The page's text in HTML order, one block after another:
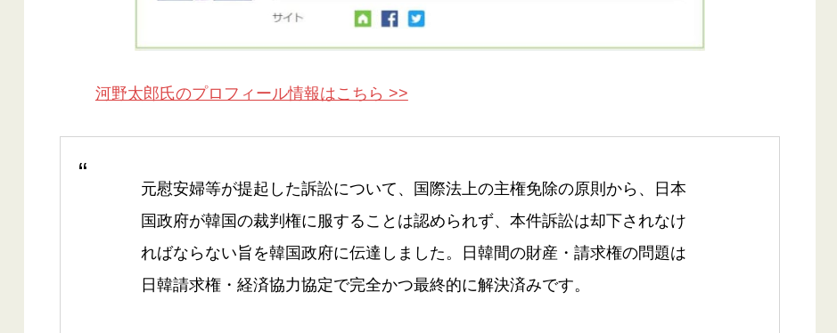
河野太郎氏のプロフィール情報はこちら >>
元慰安婦等が提起した訴訟について、国際法上の主権免除の原則から、日本
国政府が韓国の裁判権に服することは認められず、本件訴訟は却下されなけ
ればならない旨を韓国政府に伝達しました。日韓間の財産・請求権の問題は
日韓請求権・経済協力協定で完全かつ最終的に解決済みです。